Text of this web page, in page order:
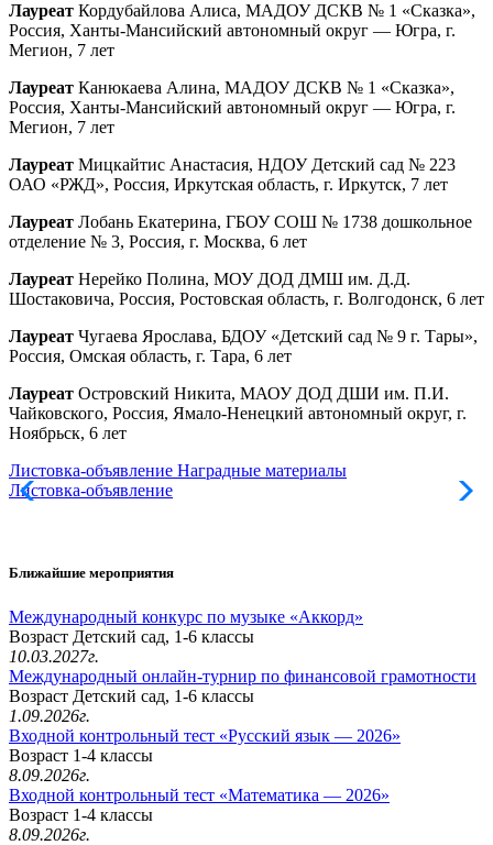
Лауреат Кордубайлова Алиса, МАДОУ ДСКВ № 1 «Сказка»,
Россия, Ханты-Мансийский автономный округ — Югра, г.
Мегион, 7 лет
Лауреат Канюкаева Алина, МАДОУ ДСКВ № 1 «Сказка»,
Россия, Ханты-Мансийский автономный округ — Югра, г.
Мегион, 7 лет
Лауреат Мицкайтис Анастасия, НДОУ Детский сад № 223
ОАО «РЖД», Россия, Иркутская область, г. Иркутск, 7 лет
Лауреат Лобань Екатерина, ГБОУ СОШ № 1738 дошкольное
отделение № 3, Россия, г. Москва, 6 лет
Лауреат Нерейко Полина, МОУ ДОД ДМШ им. Д.Д.
Шостаковича, Россия, Ростовская область, г. Волгодонск, 6 лет
Лауреат Чугаева Ярослава, БДОУ «Детский сад № 9 г. Тары»,
Россия, Омская область, г. Тара, 6 лет
Лауреат Островский Никита, МАОУ ДОД ДШИ им. П.И.
Чайковского, Россия, Ямало-Ненецкий автономный округ, г.
Ноябрьск, 6 лет
Листовка-объявление Наградные материалы
Листовка-объявление
Ближайшие мероприятия
Международный конкурс по музыке «Аккорд»
Возраст Детский сад, 1-6 классы
10.03.2027г.
Международный онлайн-турнир по финансовой грамотности
Возраст Детский сад, 1-6 классы
1.09.2026г.
Входной контрольный тест «Русский язык — 2026»
Возраст 1-4 классы
8.09.2026г.
Входной контрольный тест «Математика — 2026»
Возраст 1-4 классы
8.09.2026г.